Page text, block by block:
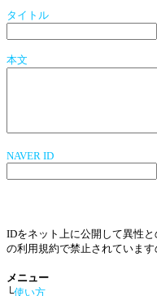
タイトル
本文
NAVER ID
IDをネット上に公開して異性
の利用規約で禁止されていま
メニュー
└使い方